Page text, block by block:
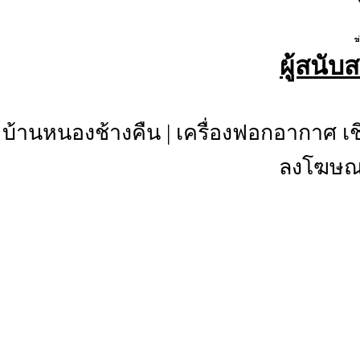
ผู้สนับ
บ้านหนองช้างคืน | เครื่องฟอกอากาศ
ลงโฆษ